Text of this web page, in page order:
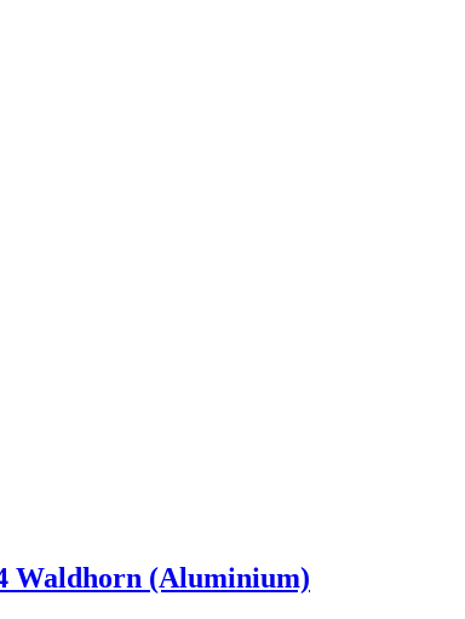
Waldhorn (Aluminium)